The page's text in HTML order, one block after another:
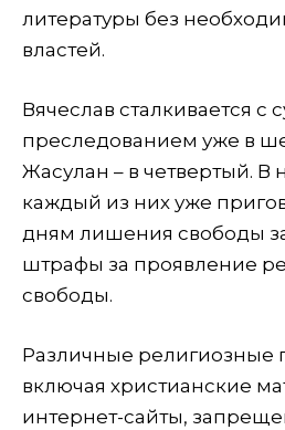
литературы без
властей.
Вячеслав сталкивается с
преследованием уже в
Жасулан – в четвертый. В
каждый из них уже
дням лишения свободы за
штрафы за проявление
свободы.
Различные религиозные
включая христианские
интернет-сайты,